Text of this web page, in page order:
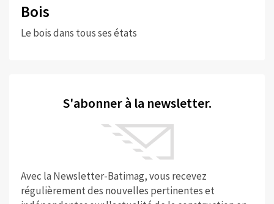
Bois
Le bois dans tous ses états
S'abonner à la newsletter.
Avec la Newsletter-Batimag, vous recevez
régulièrement des nouvelles pertinentes et